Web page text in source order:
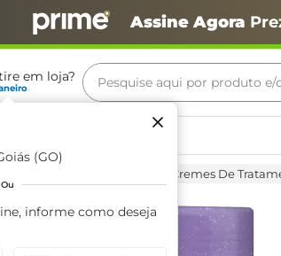
Assine Agora
em loja?
(GO)
Ou
informe como deseja
Pesquise aqui por produto
Cremes De
Termos mais buscados
café